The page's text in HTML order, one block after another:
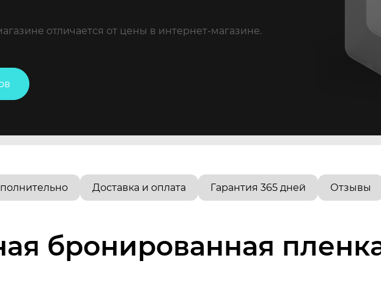
отличается от цены в интернет-магазине.
Доставка и оплата Гарантия 365 дней Отзывы
бронированная